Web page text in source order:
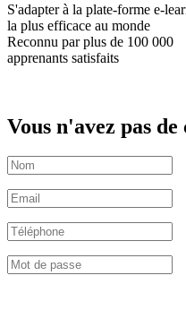
S'adapter à la plate-forme e-
la plus efficace au monde
Reconnu par plus de 100 000
apprenants satisfaits
Vous n'avez pas